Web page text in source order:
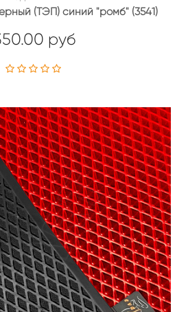
(ТЭП) синий "ромб" (3541)
руб